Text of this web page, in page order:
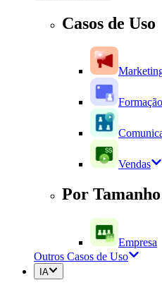
Casos de Uso
Formação
Vendas
Por
Empresa
Outros Casos de Uso
IA